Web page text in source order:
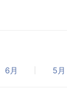
6月 5月